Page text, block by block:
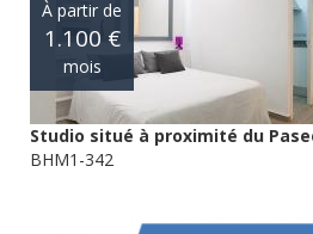
À partir de
1.100 €
mois
Studio situé à proximité du
BHM1-342